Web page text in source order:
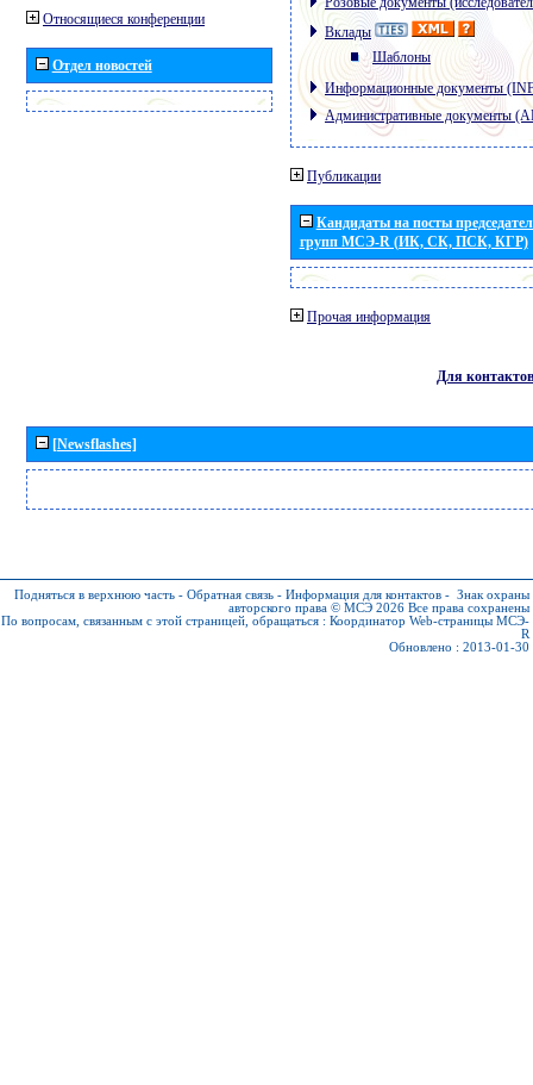
Относящиеся конференции
Отдел новостей
Вклады
Шаблоны
Информационные документы
Административные документы
Публикации
Кандидаты на посты
групп МСЭ-R (ИК, СК, ПСК, КГР)
Прочая информация
Для контактов
[Newsflashes]
Подняться в верхнюю часть - Обратная связь - Информация для контактов - Знак охраны
авторского права © МСЭ 2026 Все права сохранены
По вопросам, связанным с этой страницей, обращаться : Координатор Web-страницы МСЭ-
R
Обновлено : 2013-01-30